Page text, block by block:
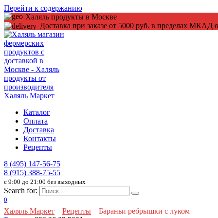
Перейти к содержанию
Халяль продукты в Москве
Доставка при заказе от 5000 руб. в пределах МКАД
Каталог
Оплата
Доставка
Контакты
Рецепты
8 (495) 147-56-75
8 (915) 388-75-55
c 9:00 до 21:00 без выходных
Search for:
0
Халяль Маркет Рецепты
Бараньи ребрышки с луком